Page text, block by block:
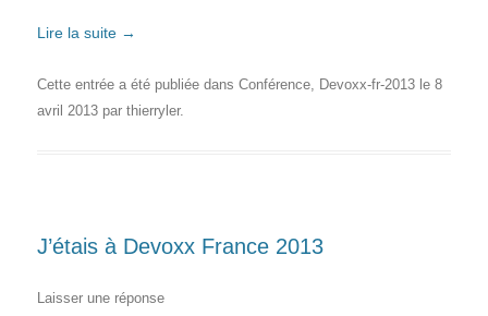
Lire la suite →
Cette entrée a été publiée dans Conférence, Devoxx-fr-2013 le 8
avril 2013 par thierryler.
J’étais à Devoxx France 2013
Laisser une réponse